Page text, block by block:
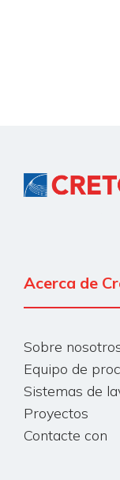
Acerca de
Sobre
Equipo de
Sistemas de
Proyectos
Contacte con